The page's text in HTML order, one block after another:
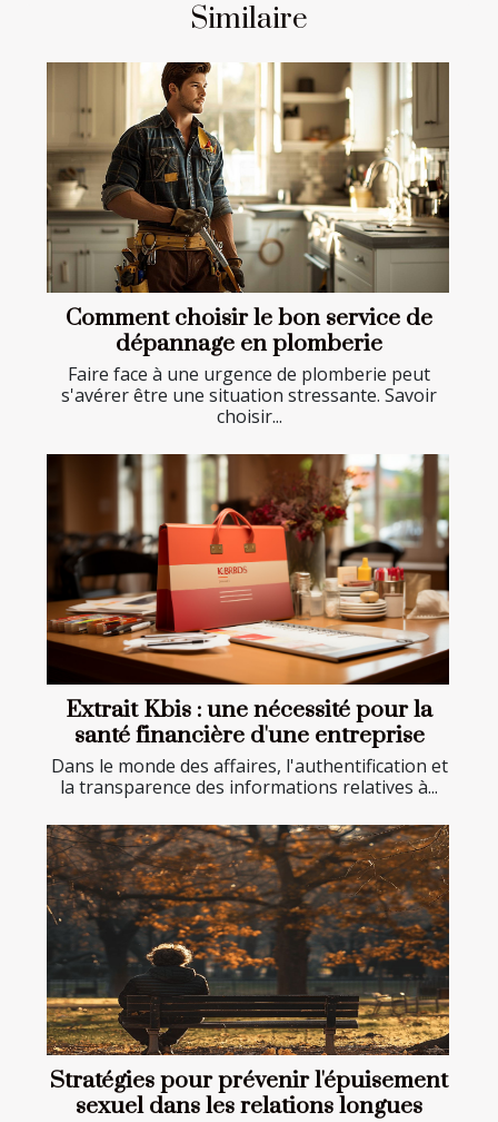
Similaire
Comment choisir le bon service de
dépannage en plomberie
Faire face à une urgence de plomberie peut
s'avérer être une situation stressante. Savoir
choisir...
Extrait Kbis : une nécessité pour la
santé financière d'une entreprise
Dans le monde des affaires, l'authentification et
la transparence des informations relatives à...
Stratégies pour prévenir l'épuisement
sexuel dans les relations longues